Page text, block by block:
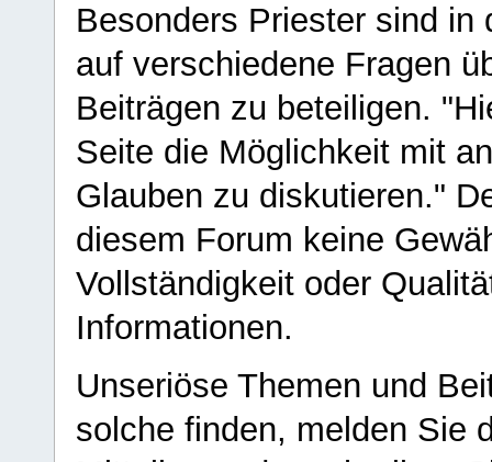
Besonders Priester sind in
auf verschiedene Fragen
Beiträgen zu beteiligen.
Seite die Möglichkeit mit
Glauben zu diskutieren."
diesem Forum keine
Vollständigkeit oder
Informationen.
Unseriöse Themen und
solche finden, melden Sie